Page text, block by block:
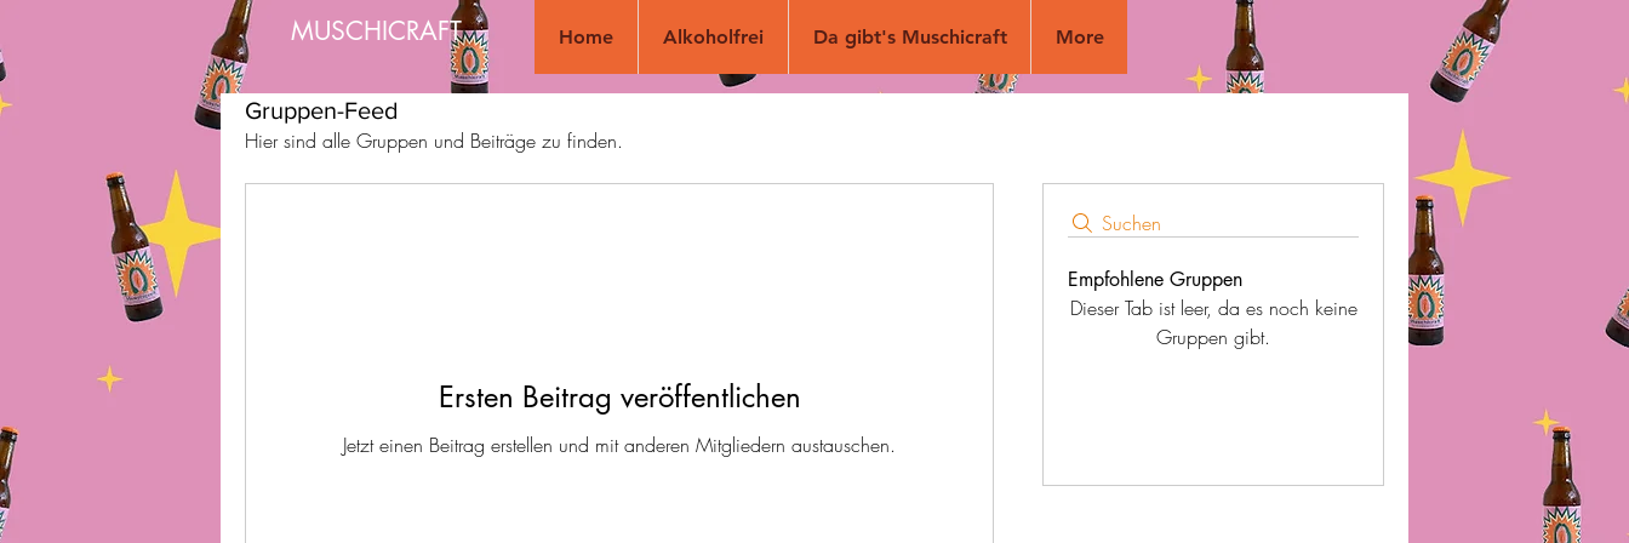
MUSCHICRAFT Home Alkoholfrei Da gibt's Muschicraft More
Gruppen-Feed
Hier sind alle Gruppen und Beiträge zu finden.
Suchen
Empfohlene Gruppen
Dieser Tab ist leer, da es noch keine
Gruppen gibt.
Ersten Beitrag veröffentlichen
Jetzt einen Beitrag erstellen und mit anderen Mitgliedern austauschen.